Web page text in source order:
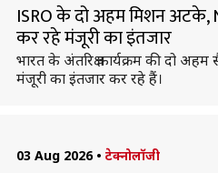
ISRO के दो अहम मिशन अटके,
कर रहे मंजूरी का इंतजार
भारत के अंतरिक्ष कार्यक्रम की दो
मंजूरी का इंतजार कर रहे हैं।
03 Aug 2026 • टेक्नोलॉजी